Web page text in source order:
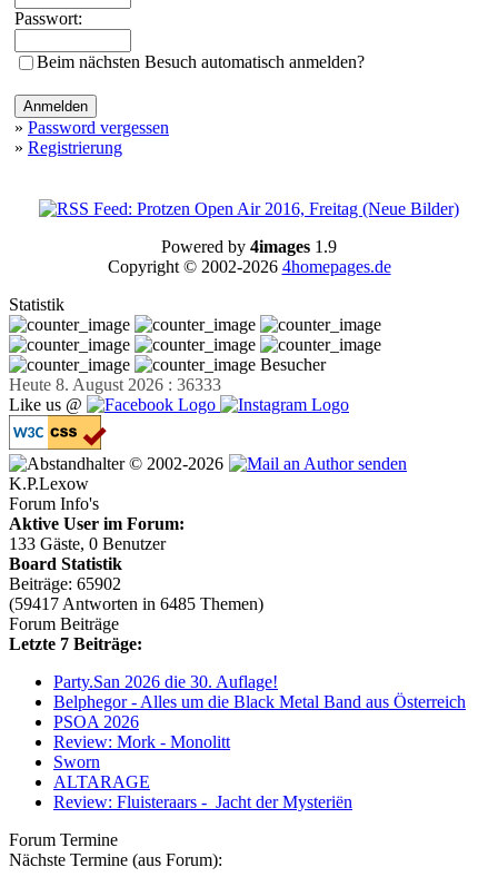
Passwort:
Beim nächsten Besuch automatisch anmelden?
» Password vergessen
» Registrierung
Powered by 4images 1.9
Copyright © 2002-2026 4homepages.de
Statistik
Besucher
Heute 8. August 2026 : 36333
Like us @
© 2002-2026
K.P.Lexow
Forum Info's
Aktive User im Forum:
133 Gäste, 0 Benutzer
Board Statistik
Beiträge: 65902
(59417 Antworten in 6485 Themen)
Forum Beiträge
Letzte 7 Beiträge:
Party.San 2026 die 30. Auflage!
Belphegor - Alles um die Black Metal Band aus Österreich
PSOA 2026
Review: Mork - Monolitt
Sworn
ALTARAGE
Review: Fluisteraars - Jacht der Mysteriën
Forum Termine
Nächste Termine (aus Forum):